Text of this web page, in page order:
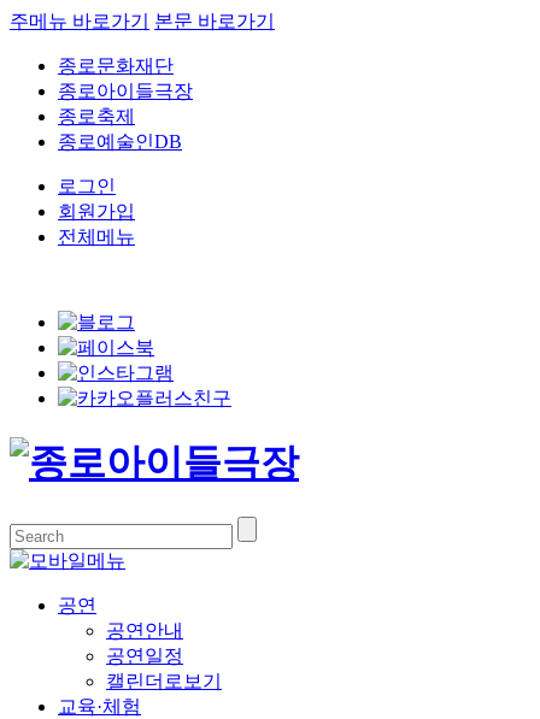
주메뉴 바로가기 본문 바로가기
종로문화재단
종로아이들극장
종로축제
종로예술인DB
로그인
회원가입
전체메뉴
공연
공연안내
공연일정
캘린더로보기
교육·체험